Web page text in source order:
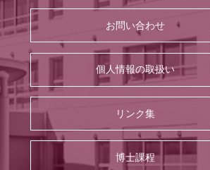
お問い合わせ
個人情報の取扱い
リンク集
博士課程